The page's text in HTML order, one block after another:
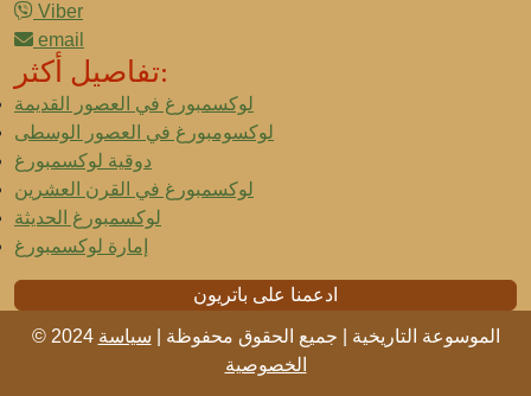
Viber
email
تفاصيل أكثر:
لوكسمبورغ في العصور القديمة
لوكسومبورغ في العصور الوسطى
دوقية لوكسمبورغ
لوكسمبورغ في القرن العشرين
لوكسمبورغ الحديثة
إمارة لوكسمبورغ
ادعمنا على باتريون
© 2024 الموسوعة التاريخية | جميع الحقوق محفوظة | سياسة
الخصوصية